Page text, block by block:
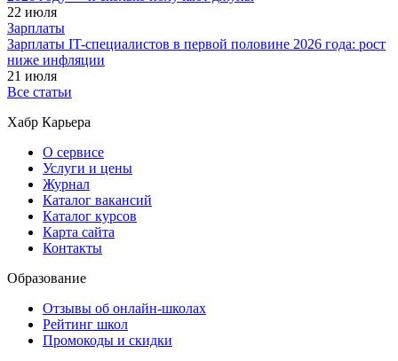
22 июля
Зарплаты
Зарплаты IT-специалистов в первой половине 2026 года: рост
ниже инфляции
21 июля
Все статьи
Хабр Карьера
О сервисе
Услуги и цены
Журнал
Каталог вакансий
Каталог курсов
Карта сайта
Контакты
Образование
Отзывы об онлайн-школах
Рейтинг школ
Промокоды и скидки